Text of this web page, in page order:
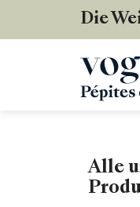
Die
Alle